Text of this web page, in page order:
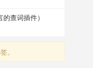
查词插件）
。